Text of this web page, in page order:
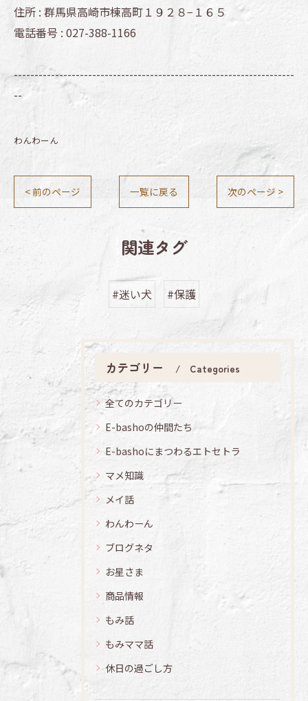
住所 : 群馬県高崎市棟高町１９２８−１６５
電話番号 : 027-388-1166
--------------------------------------------------------------------
--
わんわーん
< 前のページ 一覧に戻る 次のページ >
関連タグ
#迷い犬 #保護
カテゴリー Categories
全てのカテゴリー
E-bashoの仲間たち
E-bashoにまつわるエトセトラ
マメ知識
メイ話
わんわーん
ブログネタ
お星さま
商品情報
もみ話
もみママ話
休日の過ごし方